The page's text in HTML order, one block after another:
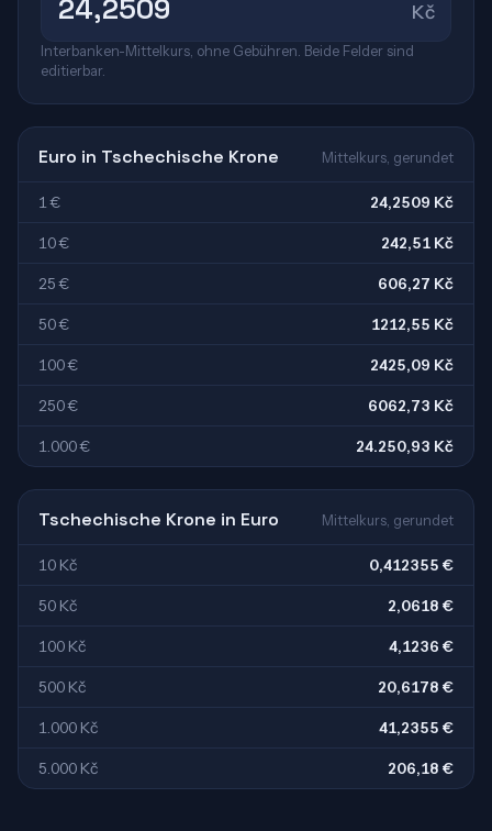
Kč
Interbanken-Mittelkurs, ohne Gebühren. Beide Felder sind
editierbar.
Euro in Tschechische Krone Mittelkurs, gerundet
1 € 24,2509 Kč
10 € 242,51 Kč
25 € 606,27 Kč
50 € 1212,55 Kč
100 € 2425,09 Kč
250 € 6062,73 Kč
1.000 € 24.250,93 Kč
Tschechische Krone in Euro Mittelkurs, gerundet
10 Kč 0,412355 €
50 Kč 2,0618 €
100 Kč 4,1236 €
500 Kč 20,6178 €
1.000 Kč 41,2355 €
5.000 Kč 206,18 €